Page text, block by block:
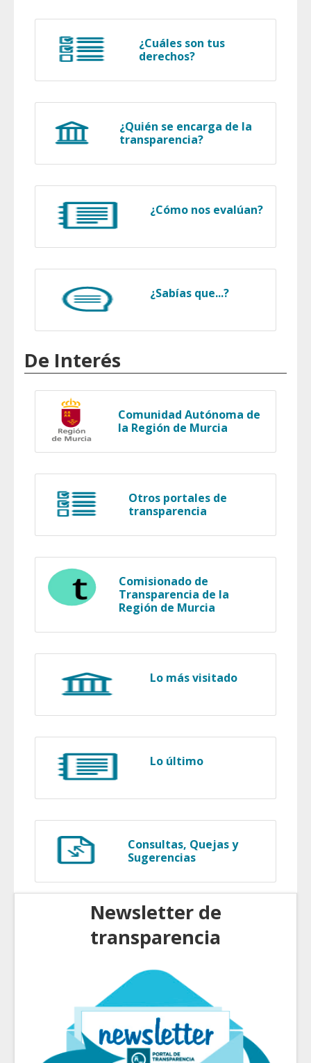
¿Cuáles son tus
derechos?
¿Quién se encarga de la
transparencia?
¿Cómo nos evalúan?
¿Sabías que...?
De Interés
Comunidad Autónoma de
la Región de Murcia
Otros portales de
transparencia
Comisionado de
Transparencia de la
Región de Murcia
Lo más visitado
Lo último
Consultas, Quejas y
Sugerencias
Newsletter de
transparencia